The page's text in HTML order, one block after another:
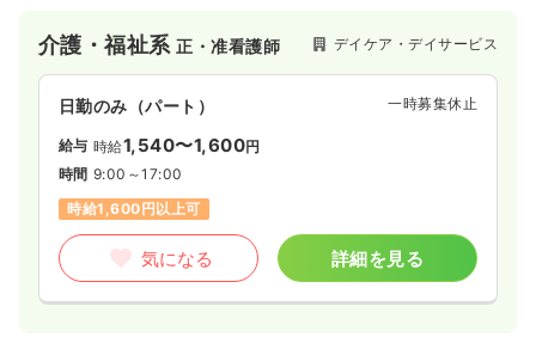
介護・福祉系正・准看護師 デイケア・デイサービス
日勤のみ（パート） 一時募集休止
給与 時給1,540〜1,600円
時間 9:00～17:00
時給1,600円以上可
気になる 詳細を見る